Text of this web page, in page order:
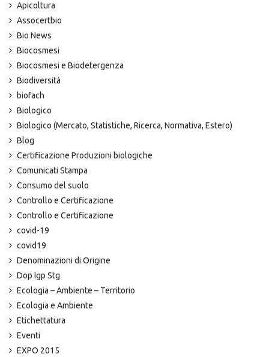
Apicoltura
Assocertbio
Bio News
Biocosmesi
Biocosmesi e Biodetergenza
Biodiversità
biofach
Biologico
Biologico (Mercato, Statistiche, Ricerca, Normativa, Estero)
Blog
Certificazione Produzioni biologiche
Comunicati Stampa
Consumo del suolo
Controllo e Certificazione
Controllo e Certificazione
covid-19
covid19
Denominazioni di Origine
Dop Igp Stg
Ecologia – Ambiente – Territorio
Ecologia e Ambiente
Etichettatura
Eventi
EXPO 2015